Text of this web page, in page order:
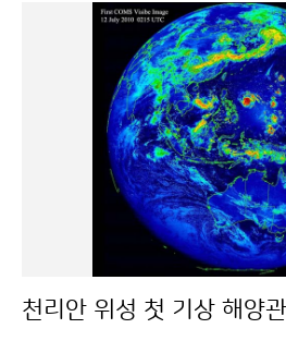
상북도, 제주도 : 10~40mm,
은 곳 300mm이상)이다. 또한,
이에 중부서해안을 중심으로 바
전에 대비하기 바라며, 앞으로 발
히 유의해야 한다. 17일(토)과 18
짙게 끼는 곳이 많겠으며, 특히,
해상을 중심으로 천둥과 번개를
많겠으니, 항해하거나 조업하는
의 131 기상콜센터 기상청 이(가)
북상으로 중북부지방 집중호우
압이 서해상으로 북상하면서 오
으로 비가 내리기 시작하여 오후
대되겠다. 남부지방은 16일(금)
각 한두차례 비가 내리는 곳이 있
(금) 남부지방을 거쳐 중부지방까
고기압 가장자리를 따라 매우 많
7일(토)까지 중부지방을 중심으
반한 많은 비가 오겠다. 특히, 경
원도 영서북부지방을 중심으로
안 지역에 따라 일시 소강상태를
천리안 위성 첫 기상 해양